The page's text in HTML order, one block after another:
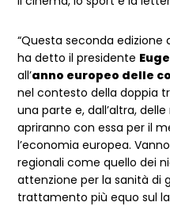
“Questa seconda edizione
ha detto il presidente
all’anno europeo delle
nel contesto della doppia
una parte e, dall’altra,
apriranno con essa per il
l’economia europea.
regionali come quello dei
attenzione per la sanità di
trattamento più equo sul